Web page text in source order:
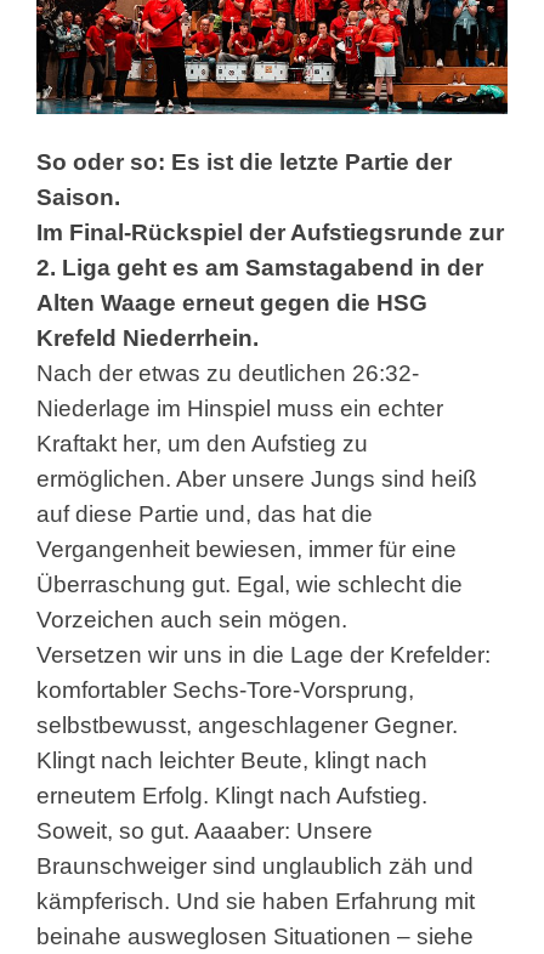
So oder so: Es ist die letzte Partie der
Saison.
Im Final-Rückspiel der Aufstiegsrunde zur
2. Liga geht es am Samstagabend in der
Alten Waage erneut gegen die HSG
Krefeld Niederrhein.
Nach der etwas zu deutlichen 26:32-
Niederlage im Hinspiel muss ein echter
Kraftakt her, um den Aufstieg zu
ermöglichen. Aber unsere Jungs sind heiß
auf diese Partie und, das hat die
Vergangenheit bewiesen, immer für eine
Überraschung gut. Egal, wie schlecht die
Vorzeichen auch sein mögen.
Versetzen wir uns in die Lage der Krefelder:
komfortabler Sechs-Tore-Vorsprung,
selbstbewusst, angeschlagener Gegner.
Klingt nach leichter Beute, klingt nach
erneutem Erfolg. Klingt nach Aufstieg.
Soweit, so gut. Aaaaber: Unsere
Braunschweiger sind unglaublich zäh und
kämpferisch. Und sie haben Erfahrung mit
beinahe ausweglosen Situationen – siehe